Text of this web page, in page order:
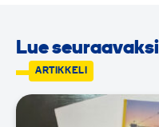
Lue seuraavaksi
ARTIKKELI